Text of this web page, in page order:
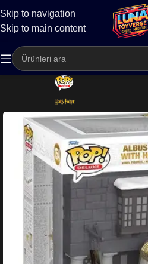
Skip to navigation
Skip to main content
Kargo